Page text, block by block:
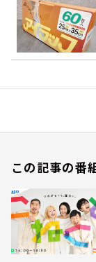
この記事の番